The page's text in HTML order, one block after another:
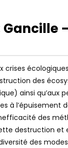
&
18
29 30
35 36
41
Gancille
crises
des
ainsi qu’aux
à l’épuisement
des
destruction et
des modes